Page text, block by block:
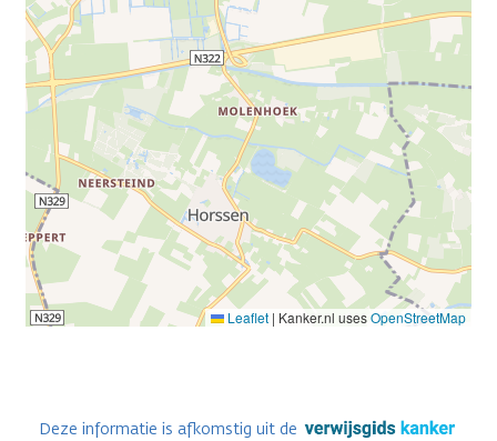
Leaflet | Kanker.nl usesOpenStreetMap
Deze informatie is afkomstig uit de